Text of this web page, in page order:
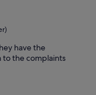
have the
the complaints